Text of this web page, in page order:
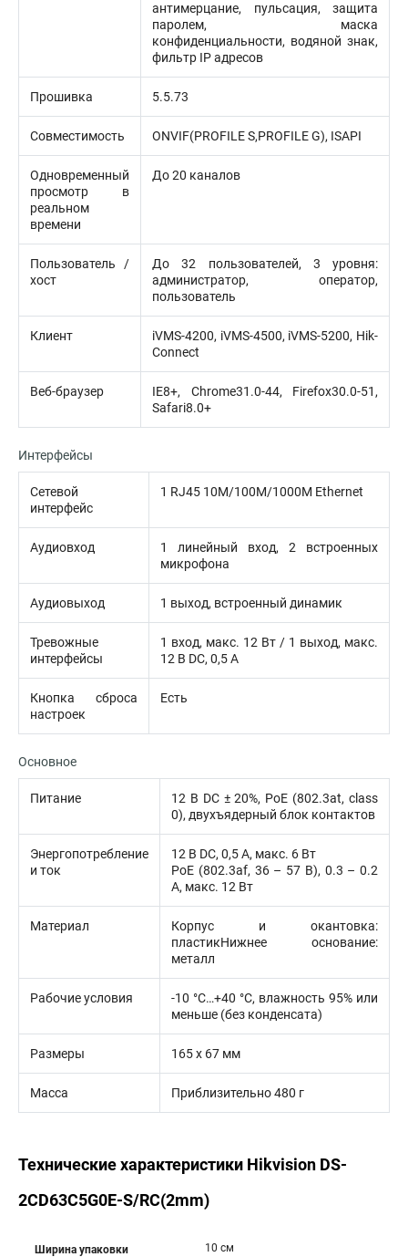
антимерцание, пульсация, защита
паролем, маска
конфиденциальности, водяной знак,
фильтр IP адресов
Прошивка 5.5.73
Совместимость ONVIF(PROFILE S,PROFILE G), ISAPI
Одновременный
просмотр в
реальном
времени
До 20 каналов
Пользователь /
хост
До 32 пользователей, 3 уровня:
администратор, оператор,
пользователь
Клиент
iVMS-4200, iVMS-4500, iVMS-5200, Hik-
Connect
Веб-браузер
IE8+, Chrome31.0-44, Firefox30.0-51,
Safari8.0+
Интерфейсы
Сетевой
интерфейс
1 RJ45 10M/100M/1000M Ethernet
Аудиовход
1 линейный вход, 2 встроенных
микрофона
Аудиовыход 1 выход, встроенный динамик
Тревожные
интерфейсы
1 вход, макс. 12 Вт / 1 выход, макс.
12 В DC, 0,5 А
Кнопка сброса
настроек
Есть
Основное
Питание
12 В DC ± 20%, PoE (802.3at, class
0), двухъядерный блок контактов
Энергопотребление
и ток
12 В DC, 0,5 А, макс. 6 Вт
PoE (802.3af, 36 – 57 В), 0.3 – 0.2
A, макс. 12 Вт
Материал
Корпус и окантовка:
пластикНижнее основание:
металл
Рабочие условия
-10 °C…+40 °C, влажность 95% или
меньше (без конденсата)
Размеры 165 х 67 мм
Масса Приблизительно 480 г
Технические характеристики Hikvision DS-
2CD63C5G0E-S/RC(2mm)
Ширина упаковки 10 см